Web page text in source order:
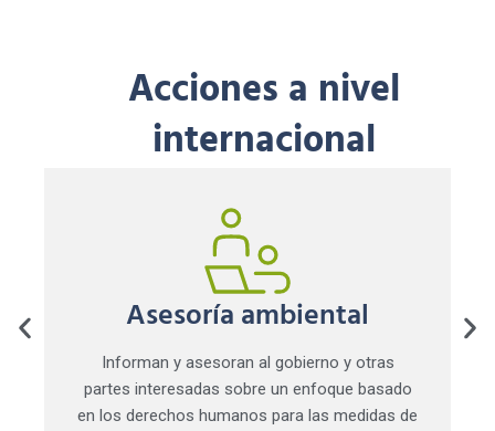
Acciones a nivel
internacional
Asesoría ambiental
Informan y asesoran al gobierno y otras
partes interesadas sobre un enfoque basado
en los derechos humanos para las medidas de